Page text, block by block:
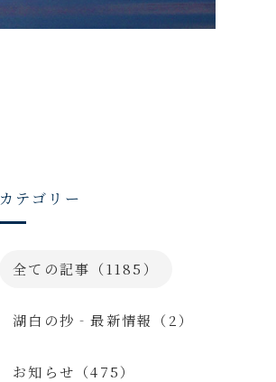
カテゴリー
全ての記事（1185）
湖白の抄‐最新情報（2）
お知らせ（475）